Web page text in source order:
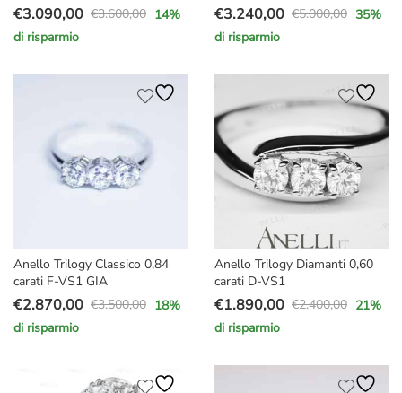
€3.600,00
Il
prezzo
€3.090,00
Il
prezzo
14%
di risparmio
€5.000,00
Il
prezzo
€5.000,00.
€3.240,00
Il
prezzo
€3.240,00.
35%
di risparmio
Anello Trilogy Classico 0,84
carati F-VS1 GIA
€3.500,00
Il
prezzo
€2.870,00
Il
prezzo
18%
di risparmio
Anello Trilogy Diamanti 0,60
carati D-VS1
€2.400,00
Il
prezzo
€1.890,00
Il
prezzo
21%
di risparmio